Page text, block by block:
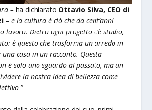
–ha dichiarato Ottavio Silva, CEO di
– e la cultura è ciò che da cent’anni
lavoro. Dietro ogni progetto c’è studio,
è questo che trasforma un arredo in
una casa in un racconto. Questa
è solo uno sguardo al passato, ma un
la nostra idea di bellezza come